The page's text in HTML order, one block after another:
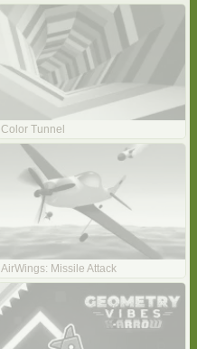
Color Tunnel
AirWings: Missile Attack